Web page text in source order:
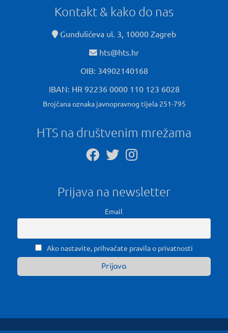
Kontakt & kako do nas
Gundulićeva ul. 3, 10000 Zagreb
hts@hts.hr
OIB: 34902140168
IBAN: HR 92236 0000 110 123 6028
Brojčana oznaka javnopravnog tijela 251-795
HTS na društvenim mrežama
Prijava na newsletter
Email
Ako nastavite, prihvaćate pravila o privatnosti